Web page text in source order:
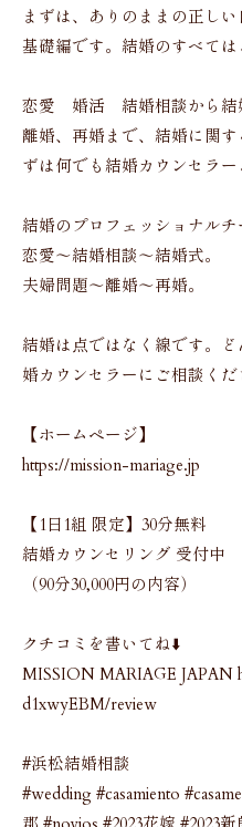
まずは、ありのままの正しい
基礎編です。結婚のすべては
恋愛 婚活 結婚相談から結
離婚、再婚まで、結婚に関
ずは何でも結婚カウンセラー
結婚のプロフェッショナルチ
恋愛〜結婚相談〜結婚式。
夫婦問題〜離婚〜再婚。
結婚は点ではなく線です。
婚カウンセラーにご相談くだ
【ホームページ】
https://mission-mariage.jp
【1日1組 限定】30分無料
結婚カウンセリング 受付中
（90分30,000円の内容）
クチコミを書いてね⬇️
MISSION MARIAGE JAPAN
d1xwyEBM/review
#浜松結婚相談
#wedding #casamiento